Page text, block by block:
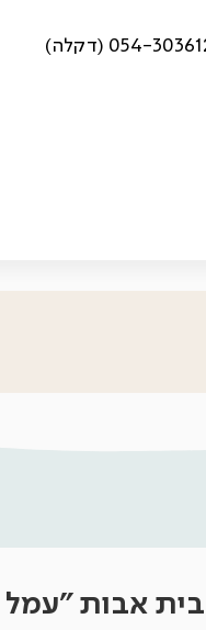
3036123 (דקלה)
בית אבות ״עמל